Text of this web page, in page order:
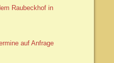
Raubeckhof in
auf Anfrage